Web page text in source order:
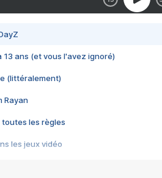
13 ans (et vous l'avez ignoré)
(littéralement)
Rayan
toutes les règles
les jeux vidéo